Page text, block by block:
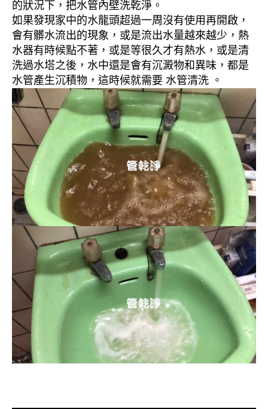
的狀況下，把水管內壁洗乾淨。
如果發現家中的水龍頭超過一周沒有使用再開啟，
會有髒水流出的現象，或是流出水量越來越少，熱
水器有時候點不著，或是等很久才有熱水，或是清
洗過水塔之後，水中還是會有沉澱物和異味，都是
水管產生沉積物，這時候就需要 水管清洗 。